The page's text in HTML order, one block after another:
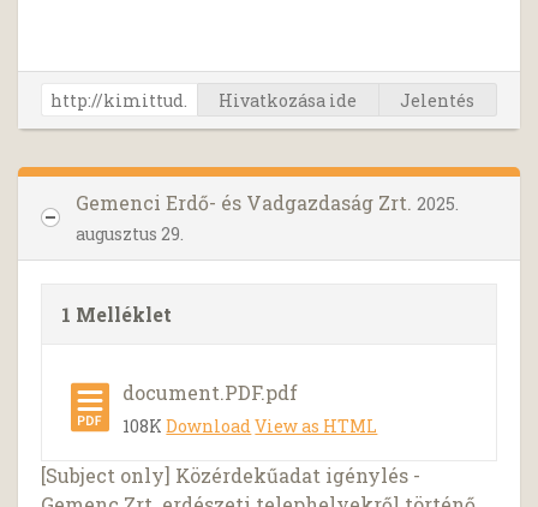
Hivatkozása ide Jelentés
Gemenci Erdő- és Vadgazdaság Zrt. 2025.
augusztus 29.
1 Melléklet
document.PDF.pdf
108KDownloadView as HTML
[Subject only] Közérdekűadat igénylés -